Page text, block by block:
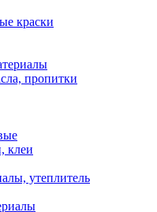
краски
пропитки
клеи
утеплитель